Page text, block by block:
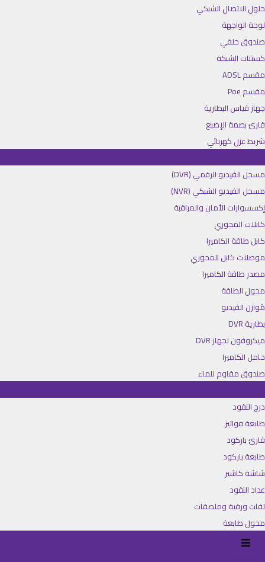
حلول الاتصال الشبكي
لوحة الواجهة
صندوق خلفي
كستنات الشبكة
مقسم ADSL
مقسم Poe
جهاز قياس البطارية
قارئ بصمة الإصبع
شريط عزل كهربائي
مسجل الفيديو الرقمي (DVR)
مسجل الفيديو الشبكي (NVR)
إكسسوارات الأمان والمراقبة
كابلات المحوري
كابل طاقة الكاميرا
موصلات كابل المحوري
مصدر طاقة الكاميرا
محول الطاقة
مُوازن الفيديو
بطارية DVR
ميكروفون لجهاز DVR
حامل الكاميرا
صندوق مقاوم للماء
درج النقود
طابعة فواتير
قارئ باركود
طابعة باركود
شاشة كاشير
عداد النقود
لفات ورقية وملصقات
محول طابعة
Hamburger Toggle Menu